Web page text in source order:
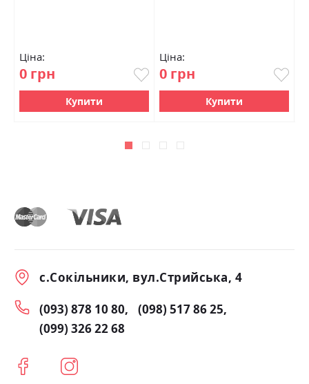
Ціна:
0 грн
Купити
Ціна:
0 грн
Купити
с.Сокільники, вул.Стрийська, 4
(093) 878 10 80
(098) 517 86 25
(099) 326 22 68